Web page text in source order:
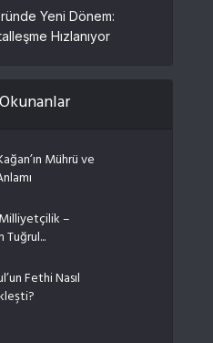
Yeni Dönem:
Hızlanıyor
Mührü ve
–
Tuğrul...
Fethi Nasıl